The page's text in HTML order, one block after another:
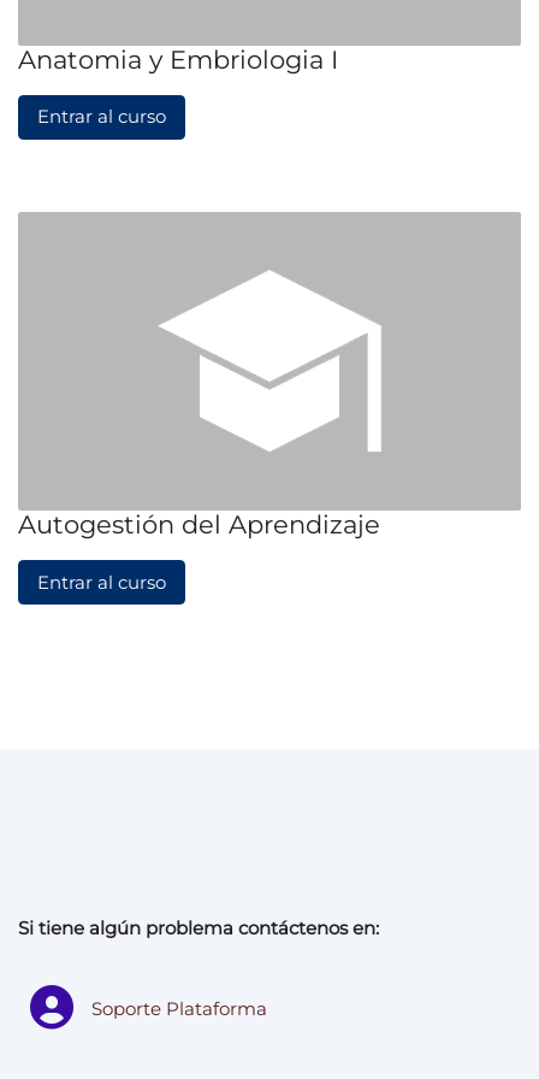
Anatomia y Embriologia I
Entrar al curso
Autogestión del Aprendizaje
Entrar al curso
Si tiene algún problema contáctenos en:
Soporte Plataforma